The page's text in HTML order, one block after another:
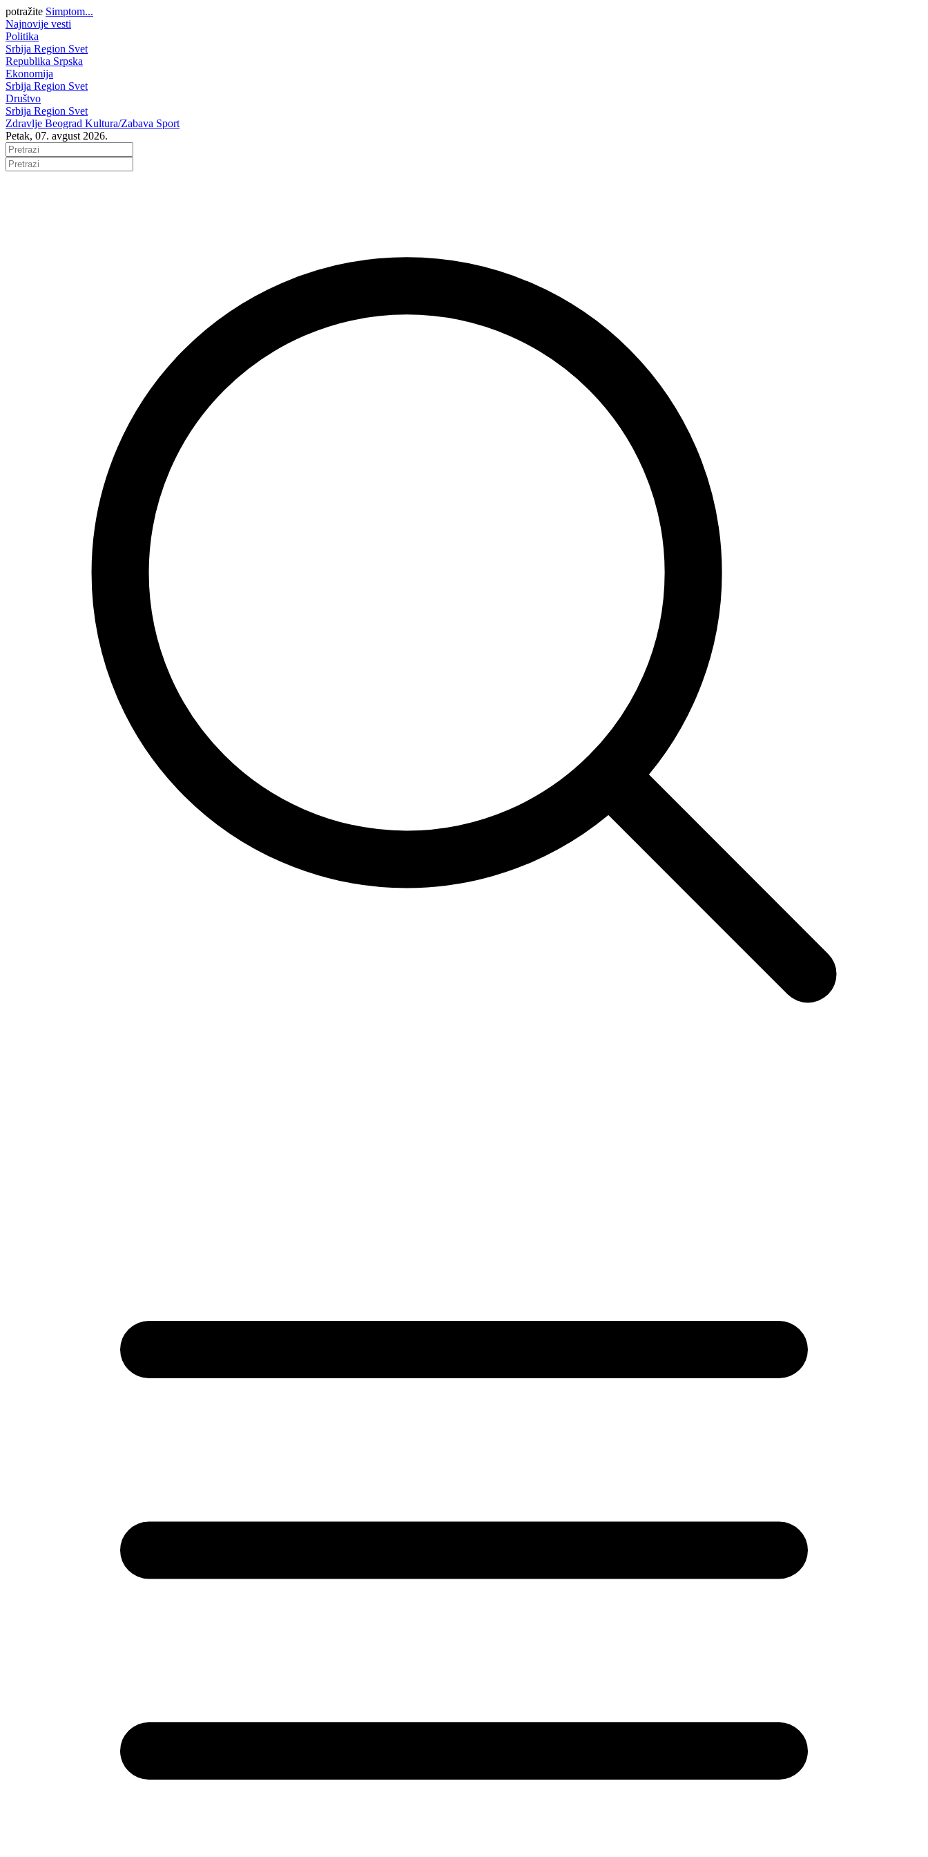
potražite Simptom...
Najnovije vesti
Politika
Srbija Region Svet
Republika Srpska
Ekonomija
Srbija Region Svet
Društvo
Srbija Region Svet
Zdravlje Beograd Kultura/Zabava Sport
Petak, 07. avgust 2026.